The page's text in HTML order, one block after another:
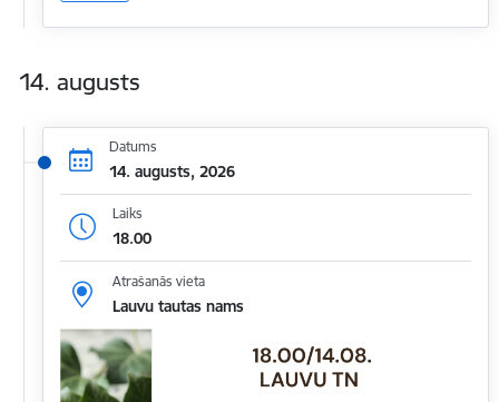
14. augusts
Datums
14. augusts, 2026
Laiks
18.00
Atrašanās vieta
Lauvu tautas nams